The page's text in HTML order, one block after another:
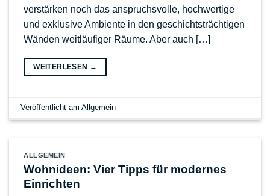
verstärken noch das anspruchsvolle, hochwertige
und exklusive Ambiente in den geschichtsträchtigen
Wänden weitläufiger Räume. Aber auch […]
WEITERLESEN →
Veröffentlicht amAllgemein
ALLGEMEIN
Wohnideen: Vier Tipps für modernes
Einrichten